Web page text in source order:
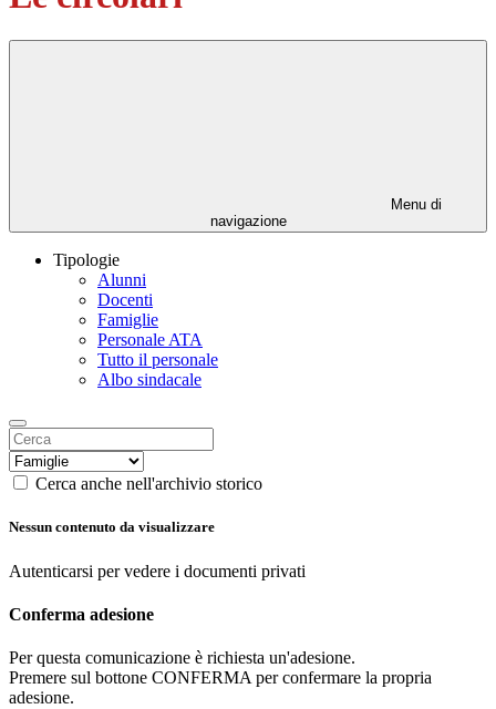
Menu di
navigazione
Tipologie
Alunni
Docenti
Famiglie
Personale ATA
Tutto il personale
Albo sindacale
Cerca anche nell'archivio storico
Nessun contenuto da visualizzare
Autenticarsi per vedere i documenti privati
Conferma adesione
Per questa comunicazione è richiesta un'adesione.
Premere sul bottone CONFERMA per confermare la propria
adesione.